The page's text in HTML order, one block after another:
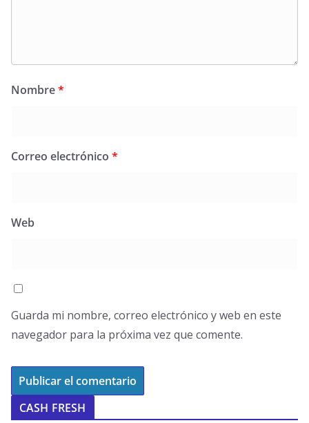
Nombre*
Correo electrónico *
Web
Guarda mi nombre, correo electrónico y web en este
navegador para la próxima vez que comente.
CASH FRESH